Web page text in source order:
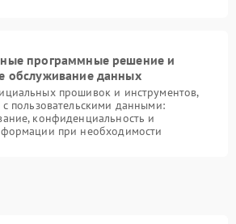
программные решение и
обслуживание данных
прошивок и инструментов,
пользовательскими данными:
конфиденциальность и
при необходимости